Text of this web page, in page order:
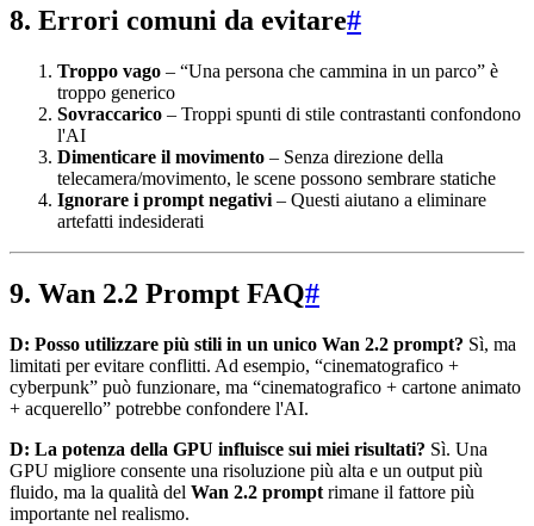
8. Errori comuni da evitare#
Troppo vago – “Una persona che cammina in un parco” è
troppo generico
Sovraccarico – Troppi spunti di stile contrastanti confondono
l'AI
Dimenticare il movimento – Senza direzione della
telecamera/movimento, le scene possono sembrare statiche
Ignorare i prompt negativi – Questi aiutano a eliminare
artefatti indesiderati
9. Wan 2.2 Prompt FAQ#
D: Posso utilizzare più stili in un unico Wan 2.2 prompt? Sì, ma
limitati per evitare conflitti. Ad esempio, “cinematografico +
cyberpunk” può funzionare, ma “cinematografico + cartone animato
+ acquerello” potrebbe confondere l'AI.
D: La potenza della GPU influisce sui miei risultati? Sì. Una
GPU migliore consente una risoluzione più alta e un output più
fluido, ma la qualità del Wan 2.2 prompt rimane il fattore più
importante nel realismo.